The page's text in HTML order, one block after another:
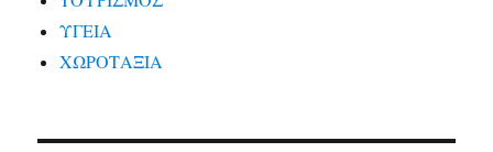
ΥΓΕΙΑ
ΧΩΡΟΤΑΞΙΑ